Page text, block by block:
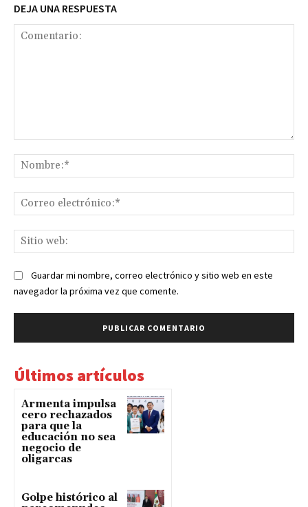
DEJA UNA RESPUESTA
Guardar mi nombre, correo electrónico y sitio web en este
navegador la próxima vez que comente.
Últimos artículos
Armenta impulsa
cero rechazados
para que la
educación no sea
negocio de
oligarcas
Golpe histórico al